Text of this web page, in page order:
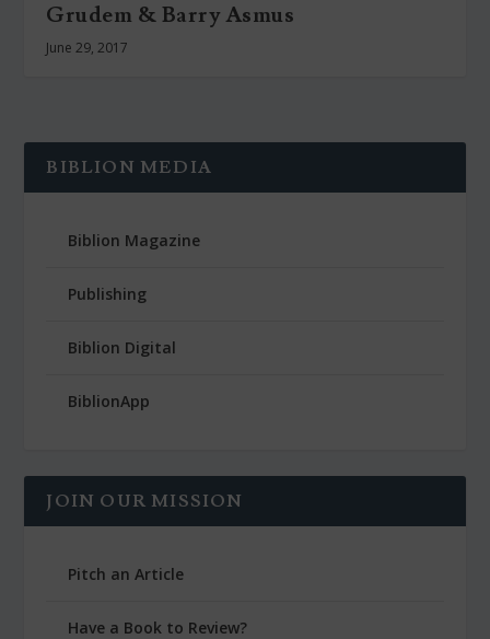
Grudem & Barry Asmus
June 29, 2017
BIBLION MEDIA
Biblion Magazine
Publishing
Biblion Digital
BiblionApp
JOIN OUR MISSION
Pitch an Article
Have a Book to Review?